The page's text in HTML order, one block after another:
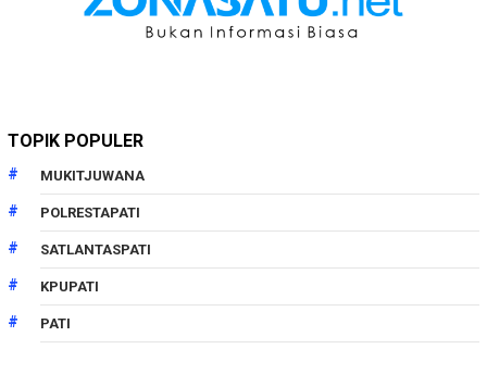
TOPIK POPULER
MUKITJUWANA
POLRESTAPATI
SATLANTASPATI
KPUPATI
PATI